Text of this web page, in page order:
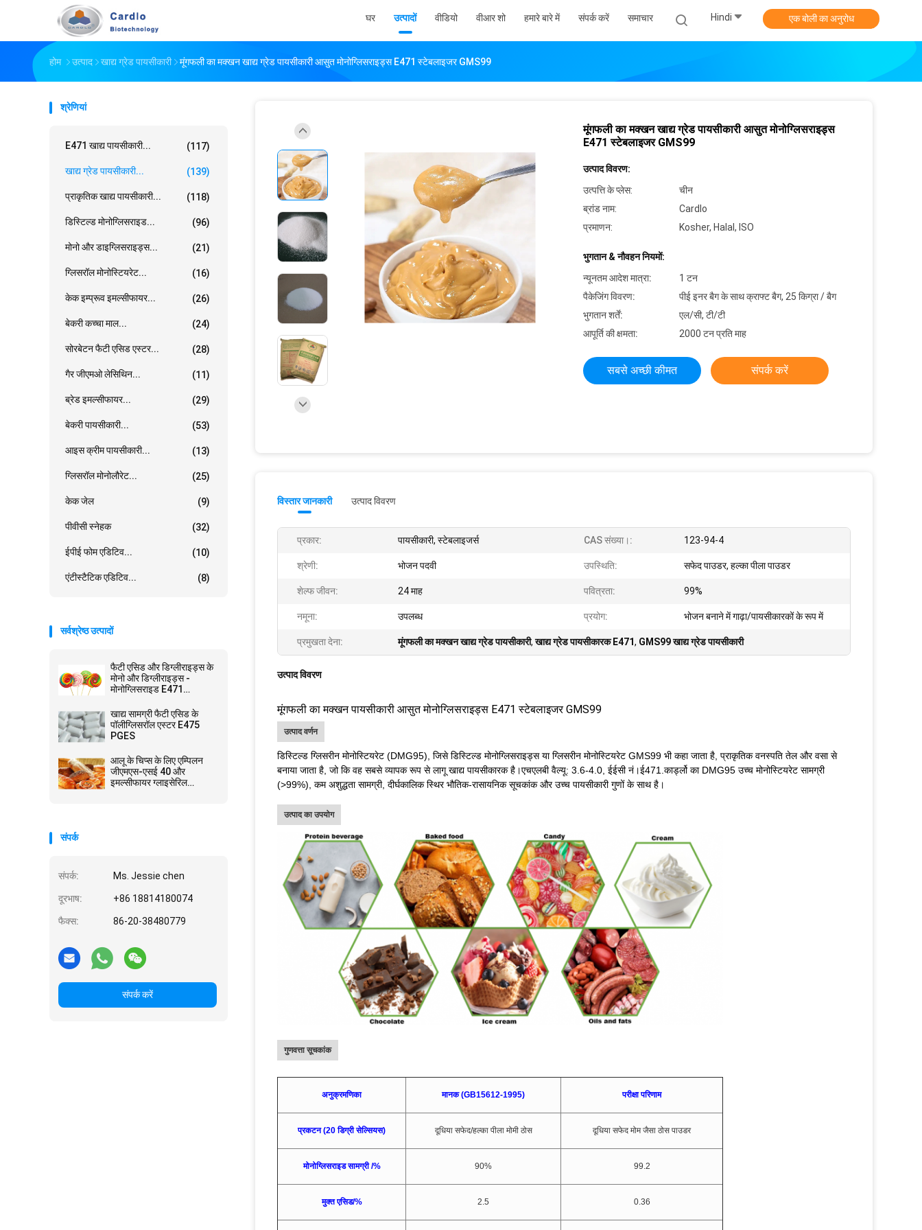
घर उत्पादों वीडियो वीआर शो हमारे बारे में संपर्क करें समाचार Hindi एक बोली का अनुरोध
होम उत्पाद खाद्य ग्रेड पायसीकारी मूंगफली का मक्खन खाद्य ग्रेड पायसीकारी आसुत मोनोग्लिसराइड्स E471 स्टेबलाइजर GMS99
श्रेणियां
E471 खाद्य पायसीकारी... (117)
खाद्य ग्रेड पायसीकारी... (139)
प्राकृतिक खाद्य पायसीकारी... (118)
डिस्टिल्ड मोनोग्लिसराइड... (96)
मोनो और डाइग्लिसराइड्स... (21)
ग्लिसरॉल मोनोस्टियरेट... (16)
केक इम्प्रूव इमल्सीफायर... (26)
बेकरी कच्चा माल... (24)
सोरबेटन फैटी एसिड एस्टर... (28)
गैर जीएमओ लेसिथिन... (11)
ब्रेड इमल्सीफायर... (29)
बेकरी पायसीकारी... (53)
आइस क्रीम पायसीकारी... (13)
ग्लिसरॉल मोनोलौरेट... (25)
केक जेल (9)
पीवीसी स्नेहक (32)
ईपीई फोम एडिटिव... (10)
एंटीस्टैटिक एडिटिव... (8)
सर्वश्रेष्ठ उत्पादों
फैटी एसिड और डिग्लीराइड्स के
मोनो और डिग्लीराइड्स -
मोनोग्लिसराइड E471
खाद्य सामग्री फैटी एसिड के
पॉलीग्लिसरॉल एस्टर E475
PGES
आलू के चिप्स के लिए एम्पिलन
जीएमएस-एसई 40 और
इमल्सीफायर ग्लाइसेरिल
संपर्क
संपर्क: Ms. Jessie chen
दूरभाष: +86 18814180074
फैक्स: 86-20-38480779
संपर्क करें
मूंगफली का मक्खन खाद्य ग्रेड पायसीकारी आसुत मोनोग्लिसराइड्स
E471 स्टेबलाइजर GMS99
उत्पाद विवरण:
उत्पत्ति के प्लेस:
चीन
ब्रांड नाम:
Cardlo
प्रमाणन:
Kosher, Halal, ISO
भुगतान & नौवहन नियमों:
न्यूनतम आदेश मात्रा:
1 टन
पैकेजिंग विवरण:
पीई इनर बैग के साथ क्राफ्ट बैग, 25 किग्रा / बैग
भुगतान शर्तें:
एल/सी, टी/टी
आपूर्ति की क्षमता:
2000 टन प्रति माह
सबसे अच्छी कीमत संपर्क करें
विस्तार जानकारी उत्पाद विवरण
प्रकार: पायसीकारी, स्टेबलाइजर्स CAS संख्या।: 123-94-4
श्रेणी: भोजन पदवी उपस्थिति: सफेद पाउडर, हल्का पीला पाउडर
शेल्फ जीवन: 24 माह पवित्रता: 99%
नमूना: उपलब्ध प्रयोग: भोजन बनाने में गाढ़ा/पायसीकारकों के रूप में
प्रमुखता देना: मूंगफली का मक्खन खाद्य ग्रेड पायसीकारी,खाद्य ग्रेड पायसीकारक E471, GMS99 खाद्य ग्रेड पायसीकारी
उत्पाद विवरण
मूंगफली का मक्खन पायसीकारी आसुत मोनोग्लिसराइड्स E471 स्टेबलाइजर GMS99
उत्पाद वर्णन
डिस्टिल्ड ग्लिसरीन मोनोस्टियरेट (DMG95), जिसे डिस्टिल्ड मोनोग्लिसराइड्स या ग्लिसरीन मोनोस्टियरेट GMS99 भी कहा जाता है, प्राकृतिक वनस्पति तेल और वसा से
बनाया जाता है, जो कि वह सबसे व्यापक रूप से लागू खाद्य पायसीकारक है।एचएलबी वैल्यू: 3.6-4.0, ईईसी नं।ई471.कार्ड्लो का DMG95 उच्च मोनोस्टियरेट सामग्री
(>99%), कम अशुद्धता सामग्री, दीर्घकालिक स्थिर भौतिक-रासायनिक सूचकांक और उच्च पायसीकारी गुणों के साथ है।
उत्पाद का उपयोग
गुणवत्ता सूचकांक
अनुक्रमणिका मानक (GB15612-1995) परीक्षा परिणाम
प्रकटन (20 डिग्री सेल्सियस) दूधिया सफेद/हल्का पीला मोमी ठोस दूधिया सफेद मोम जैसा ठोस पाउडर
मोनोग्लिसराइड सामग्री /% 90% 99.2
मुक्त एसिड/% 2.5 0.36